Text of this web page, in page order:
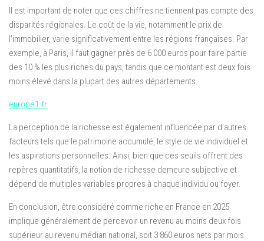
Il est important de noter que ces chiffres ne tiennent pas compte des
disparités régionales. Le coût de la vie, notamment le prix de
l’immobilier, varie significativement entre les régions françaises. Par
exemple, à Paris, il faut gagner près de 6 000 euros pour faire partie
des 10 % les plus riches du pays, tandis que ce montant est deux fois
moins élevé dans la plupart des autres départements.
europe1.fr
La perception de la richesse est également influencée par d’autres
facteurs tels que le patrimoine accumulé, le style de vie individuel et
les aspirations personnelles. Ainsi, bien que ces seuils offrent des
repères quantitatifs, la notion de richesse demeure subjective et
dépend de multiples variables propres à chaque individu ou foyer.
En conclusion, être considéré comme riche en France en 2025
implique généralement de percevoir un revenu au moins deux fois
supérieur au revenu médian national, soit 3 860 euros nets par mois